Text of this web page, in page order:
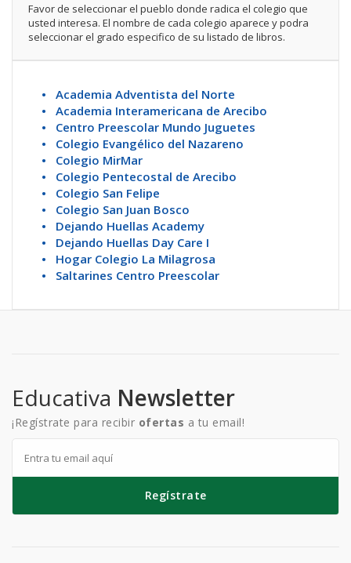
Favor de seleccionar el pueblo donde radica el colegio que
usted interesa. El nombre de cada colegio aparece y podra
seleccionar el grado especifico de su listado de libros.
• Academia Adventista del Norte
• Academia Interamericana de Arecibo
• Centro Preescolar Mundo Juguetes
• Colegio Evangélico del Nazareno
• Colegio MirMar
• Colegio Pentecostal de Arecibo
• Colegio San Felipe
• Colegio San Juan Bosco
• Dejando Huellas Academy
• Dejando Huellas Day Care I
• Hogar Colegio La Milagrosa
• Saltarines Centro Preescolar
Educativa Newsletter
¡Regístrate para recibir ofertas a tu email!
Regístrate